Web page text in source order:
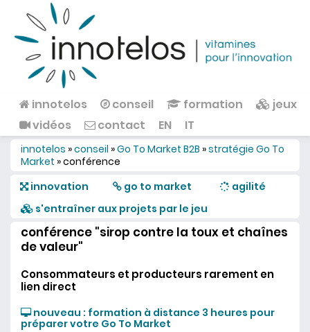
Aller au contenu principal
innotelos conseil formation
jeux
vidéos
contact EN IT
Vous êtes ici
innotelos »conseil »Go To Market B2B »stratégie Go To
Market »conférence
innovation
go to market
agilité
s'entraîner aux projets par le jeu
conférence "sirop contre la toux et chaînes
de valeur"
Consommateurs et producteurs rarement en
lien direct
nouveau : formation à distance 3 heures pour
préparer votre Go To Market